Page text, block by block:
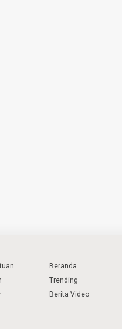
Beranda
Trending
Berita Video